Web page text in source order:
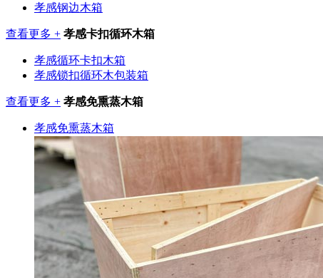
孝感钢边木箱
查看更多 + 孝感卡扣循环木箱
孝感循环卡扣木箱
孝感锁扣循环木包装箱
查看更多 + 孝感免熏蒸木箱
孝感免熏蒸木箱